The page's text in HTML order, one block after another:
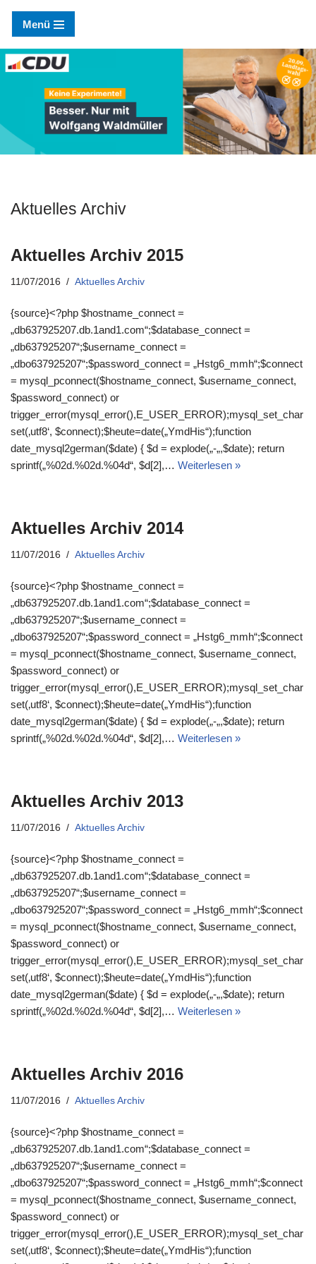
Zum
Inhalt
springen
Menü
Aktuelles Archiv
Aktuelles Archiv 2015
11/07/2016 Aktuelles Archiv
{source}<?php $hostname_connect =
„db637925207.db.1and1.com“;$database_connect =
„db637925207“;$username_connect =
„dbo637925207“;$password_connect = „Hstg6_mmh“;$connect
= mysql_pconnect($hostname_connect, $username_connect,
$password_connect) or
trigger_error(mysql_error(),E_USER_ERROR);mysql_set_char
set(‚utf8‘, $connect);$heute=date(„YmdHis“);function
date_mysql2german($date) { $d = explode(„-„,$date); return
sprintf(„%02d.%02d.%04d“, $d[2],… Weiterlesen »
Aktuelles Archiv 2014
11/07/2016 Aktuelles Archiv
{source}<?php $hostname_connect =
„db637925207.db.1and1.com“;$database_connect =
„db637925207“;$username_connect =
„dbo637925207“;$password_connect = „Hstg6_mmh“;$connect
= mysql_pconnect($hostname_connect, $username_connect,
$password_connect) or
trigger_error(mysql_error(),E_USER_ERROR);mysql_set_char
set(‚utf8‘, $connect);$heute=date(„YmdHis“);function
date_mysql2german($date) { $d = explode(„-„,$date); return
sprintf(„%02d.%02d.%04d“, $d[2],… Weiterlesen »
Aktuelles Archiv 2013
11/07/2016 Aktuelles Archiv
{source}<?php $hostname_connect =
„db637925207.db.1and1.com“;$database_connect =
„db637925207“;$username_connect =
„dbo637925207“;$password_connect = „Hstg6_mmh“;$connect
= mysql_pconnect($hostname_connect, $username_connect,
$password_connect) or
trigger_error(mysql_error(),E_USER_ERROR);mysql_set_char
set(‚utf8‘, $connect);$heute=date(„YmdHis“);function
date_mysql2german($date) { $d = explode(„-„,$date); return
sprintf(„%02d.%02d.%04d“, $d[2],… Weiterlesen »
Aktuelles Archiv 2016
11/07/2016 Aktuelles Archiv
{source}<?php $hostname_connect =
„db637925207.db.1and1.com“;$database_connect =
„db637925207“;$username_connect =
„dbo637925207“;$password_connect = „Hstg6_mmh“;$connect
= mysql_pconnect($hostname_connect, $username_connect,
$password_connect) or
trigger_error(mysql_error(),E_USER_ERROR);mysql_set_char
set(‚utf8‘, $connect);$heute=date(„YmdHis“);function